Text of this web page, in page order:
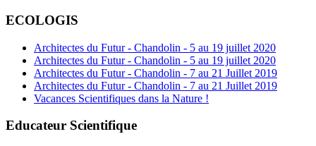
ECOLOGIS
Architectes du Futur - Chandolin - 5 au 19 juillet 2020
Architectes du Futur - Chandolin - 5 au 19 juillet 2020
Architectes du Futur - Chandolin - 7 au 21 Juillet 2019
Architectes du Futur - Chandolin - 7 au 21 Juillet 2019
Vacances Scientifiques dans la Nature !
Educateur Scientifique